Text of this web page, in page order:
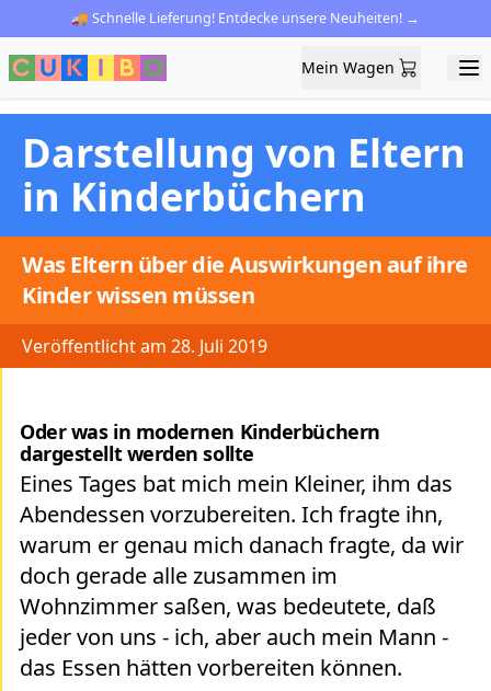
🚚 Schnelle Lieferung! Entdecke unsere Neuheiten! →
Mein Wagen
Mein Wagen
Darstellung von Eltern
in Kinderbüchern
Was Eltern über die Auswirkungen auf ihre
Kinder wissen müssen
Veröffentlicht am 28. Juli 2019
Oder was in modernen Kinderbüchern
dargestellt werden sollte
Eines Tages bat mich mein Kleiner, ihm das
Abendessen vorzubereiten. Ich fragte ihn,
warum er genau mich danach fragte, da wir
doch gerade alle zusammen im
Wohnzimmer saßen, was bedeutete, daß
jeder von uns - ich, aber auch mein Mann -
das Essen hätten vorbereiten können.